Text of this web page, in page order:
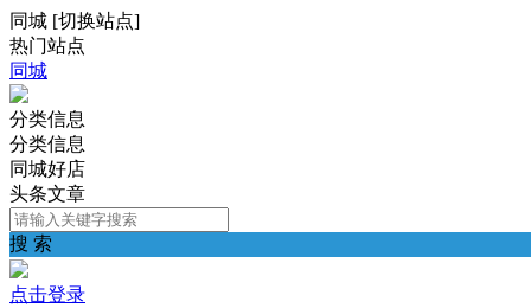
同城 [切换站点]
热门站点
同城
分类信息
分类信息
同城好店
头条文章
搜 索
点击登录